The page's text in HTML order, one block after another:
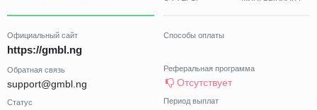
Официальный сайт
https://gmbl.ng
Обратная связь
support@gmbl.ng
Статус
Способы оплаты
Реферальная программа
Отсутствует
Период выплат